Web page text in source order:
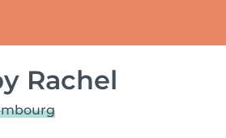
Rachel